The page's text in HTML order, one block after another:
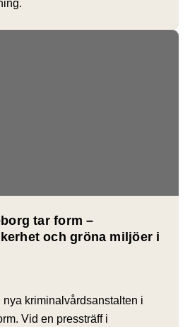
tar form –
och gröna miljöer i
kriminalvårdsanstalten i
Vid en pressträff i